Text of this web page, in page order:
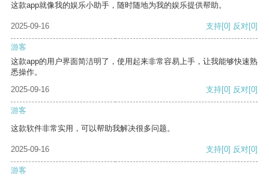
这款app就像我的娱乐小助手，随时随地为我的娱乐提供帮助。
2025-09-16 支持[0] 反对[0]
游客
这款app的用户界面简洁明了，使用起来非常容易上手，让我能够快速熟
悉操作。
2025-09-16
支持[0] 反对[0]
游客
这款软件非常实用，可以帮助我解决很多问题。
2025-09-16 支持[0] 反对[0]
游客